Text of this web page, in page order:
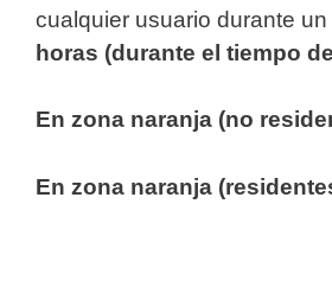
cualquier usuario durante
horas (durante el tiempo
En zona naranja (no
En zona naranja